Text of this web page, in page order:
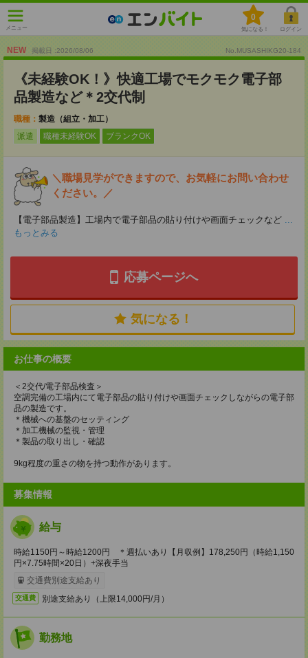
メニュー
0
気になる！ ログイン
NEW 掲載日 :2026/08/06 No.MUSASHIKG20-184
《未経験OK！》快適工場でモクモク電子部
品製造など＊2交代制
職種： 製造（組立・加工）
派遣
職種未経験OK ブランクOK
＼職場見学ができますので、お気軽にお問い合わせ
ください。／
【電子部品製造】工場内で電子部品の貼り付けや画面チェックなど ...
もっとみる
応募ページへ
気になる！
お仕事の概要
＜2交代/電子部品検査＞
空調完備の工場内にて電子部品の貼り付けや画面チェックしながらの電子部
品の製造です。
＊機械への基盤のセッティング
＊加工機械の監視・管理
＊製品の取り出し・確認
9kg程度の重さの物を持つ動作があります。
募集情報
給与
時給1150円～時給1200円 ＊週払いあり【月収例】178,250円（時給1,150
円×7.75時間×20日）+深夜手当
交通費別途支給あり
交通費 別途支給あり（上限14,000円/月）
勤務地